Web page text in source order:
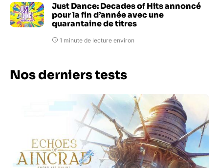
Just Dance: Decades of Hits annoncé
pour la fin d’année avec une
quarantaine de titres
1 minute de lecture environ
Nos derniers tests